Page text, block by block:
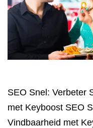
SEO Snel: Verbeter
met Keyboost SEO
Vindbaarheid met